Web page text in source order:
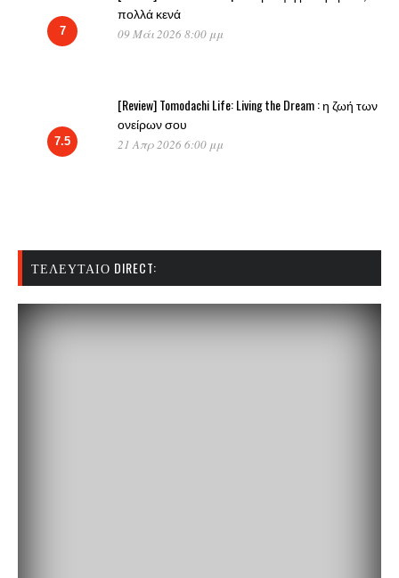
7
πολλά κενά
09 Μάι 2026 8:00 μμ
7.5
[Review] Tomodachi Life: Living the Dream : η ζωή των
ονείρων σου
21 Απρ 2026 6:00 μμ
ΤΕΛΕΥΤΑΊΟ DIRECT: